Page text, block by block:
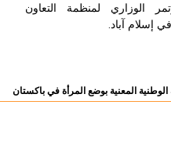
الوزاري لمنظمة التعاون
آباد.
المعنية بوضع المرأة في باكستان